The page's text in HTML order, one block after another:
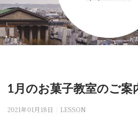
1月のお菓子教室のご案
2021年01月18日 LESSON